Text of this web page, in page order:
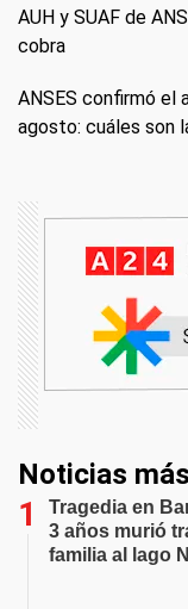
AUH y SUAF de
cobra
ANSES confirmó el
agosto: cuáles son
Noticias
Tragedia en
3 años murió
familia al lago